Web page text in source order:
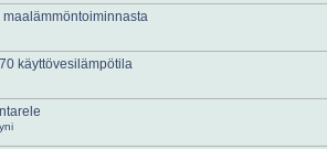
maalämmöntoiminnasta
käyttövesilämpötila